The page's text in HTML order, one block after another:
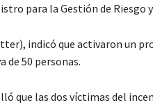
para la Gestión de Riesgo
indicó que activaron un
de 50 personas.
que las dos víctimas del